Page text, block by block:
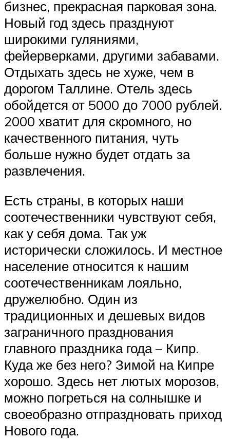
бизнес, прекрасная парковая зона.
Новый год здесь празднуют
широкими гуляниями,
фейерверками, другими забавами.
Отдыхать здесь не хуже, чем в
дорогом Таллине. Отель здесь
обойдется от 5000 до 7000 рублей.
2000 хватит для скромного, но
качественного питания, чуть
больше нужно будет отдать за
развлечения.
Есть страны, в которых наши
соотечественники чувствуют себя,
как у себя дома. Так уж
исторически сложилось. И местное
население относится к нашим
соотечественникам лояльно,
дружелюбно. Один из
традиционных и дешевых видов
заграничного празднования
главного праздника года – Кипр.
Куда же без него? Зимой на Кипре
хорошо. Здесь нет лютых морозов,
можно погреться на солнышке и
своеобразно отпраздновать приход
Нового года.